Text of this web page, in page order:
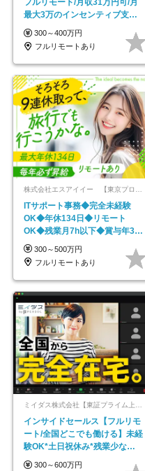
フルリモート/月収31万円可/月
最大3万のインセンティブ支給/
平均年齢33歳
300～400万円
フルリモートあり
ITサポート事務◆完全未経験
OK◆年休134日◆リモート
OK◆残業月7h以下◆賞与年3回
◆5年目まで必ず昇給
300～500万円
フルリモートあり
インサイドセールス【フルリモ
ート/全国どこでも働ける】未経
験OK*土日祝休み*残業少なめ*
在宅勤務手当あり
300～600万円